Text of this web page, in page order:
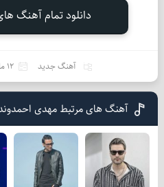
دانلود تمام آهنگ
آهنگ جدید 12 مارس 2024
آهنگ های مرتبط مهدی